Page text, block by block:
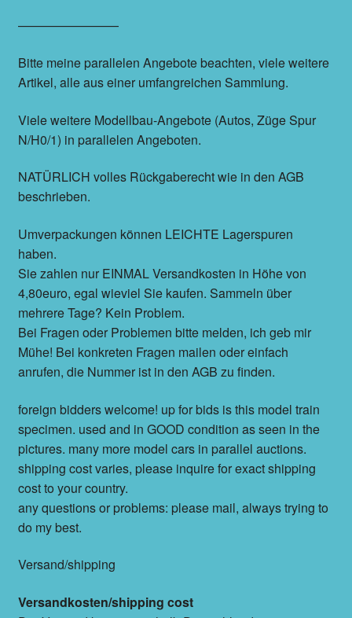
————————
Bitte meine parallelen Angebote beachten, viele weitere
Artikel, alle aus einer umfangreichen Sammlung.
Viele weitere Modellbau-Angebote (Autos, Züge Spur
N/H0/1) in parallelen Angeboten.
NATÜRLICH volles Rückgaberecht wie in den AGB
beschrieben.
Umverpackungen können LEICHTE Lagerspuren
haben.
Sie zahlen nur EINMAL Versandkosten in Höhe von
4,80euro, egal wieviel Sie kaufen. Sammeln über
mehrere Tage? Kein Problem.
Bei Fragen oder Problemen bitte melden, ich geb mir
Mühe! Bei konkreten Fragen mailen oder einfach
anrufen, die Nummer ist in den AGB zu finden.
foreign bidders welcome! up for bids is this model train
specimen. used and in GOOD condition as seen in the
pictures. many more model cars in parallel auctions.
shipping cost varies, please inquire for exact shipping
cost to your country.
any questions or problems: please mail, always trying to
do my best.
Versand/shipping
Versandkosten/shipping cost